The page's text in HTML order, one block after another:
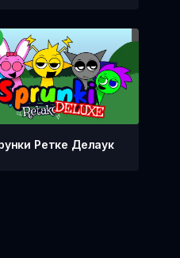
Ретке Делаук